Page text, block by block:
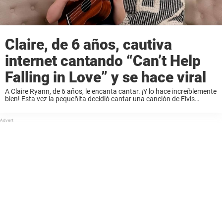
Claire, de 6 años, cautiva
internet cantando “Can’t Help
Falling in Love” y se hace viral
A Claire Ryann, de 6 años, le encanta cantar. ¡Y lo hace increíblemente
bien! Esta vez la pequeñita decidió cantar una canción de Elvis